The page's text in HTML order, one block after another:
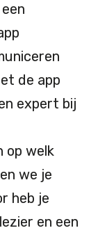
de app
expert bij
op welk
we je
heb je
en een